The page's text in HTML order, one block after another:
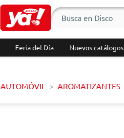
Feria del Día Nuevos catálogos
AUTOMÓVIL AROMATIZANTES